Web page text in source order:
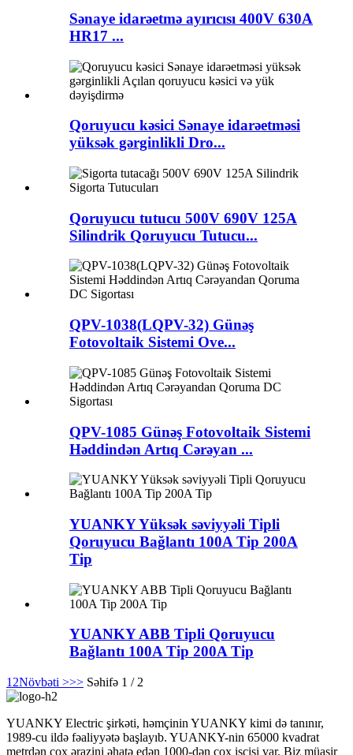
Sənaye idarəetmə ayırıcısı 400V 630A
HR17 ...
Qoruyucu kəsici Sənaye idarəetməsi
yüksək gərginlikli Dro...
Qoruyucu tutucu 500V 690V 125A
Silindrik Qoruyucu Tutucu...
QPV-1038(LQPV-32) Günəş
Fotovoltaik Sistemi Ove...
QPV-1085 Günəş Fotovoltaik Sistemi
Həddindən Artıq Cərəyan ...
YUANKY Yüksək səviyyəli Tipli
Qoruyucu Bağlantı 100A Tip 200A
Tip
YUANKY ABB Tipli Qoruyucu
Bağlantı 100A Tip 200A Tip
1 2Növbəti >>> Səhifə 1 / 2
YUANKY Electric şirkəti, həmçinin YUANKY kimi də tanınır,
1989-cu ildə fəaliyyətə başlayıb. YUANKY-nin 65000 kvadrat
metrdən çox ərazini əhatə edən 1000-dən çox işçisi var. Biz müasir